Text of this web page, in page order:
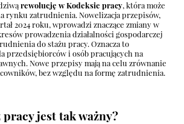
rewolucję w Kodeksie pracy, która może
rynku zatrudnienia. Nowelizacja przepisów,
2024 roku, wprowadzi znaczące zmiany w
prowadzenia działalności gospodarczej
do stażu pracy. Oznacza to
przedsiębiorców i osób pracujących na
Nowe przepisy mają na celu zrównanie
bez względu na formę zatrudnienia.
pracy jest tak ważny?